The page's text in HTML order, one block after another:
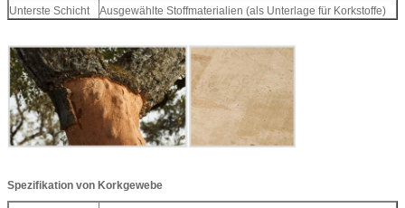
Unterste Schicht
Ausgewählte Stoffmaterialien (als Unterlage für Korkstoffe)
Spezifikation von Korkgewebe